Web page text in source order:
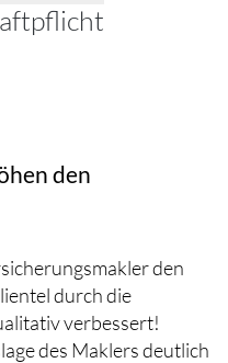
den
den
durch die
verbessert!
des Maklers deutlich